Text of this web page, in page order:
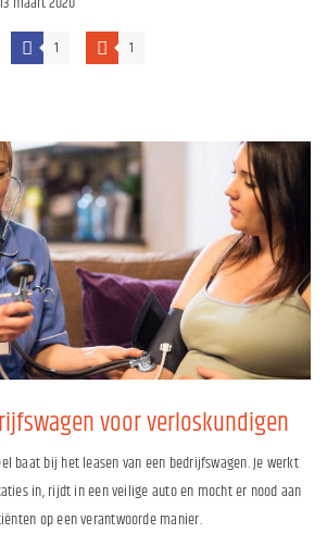
1 1
voor verloskundigen
baat bij het leasen van een bedrijfswagen. Je werkt
in, rijdt in een veilige auto en mocht er nood aan
op een verantwoorde manier.